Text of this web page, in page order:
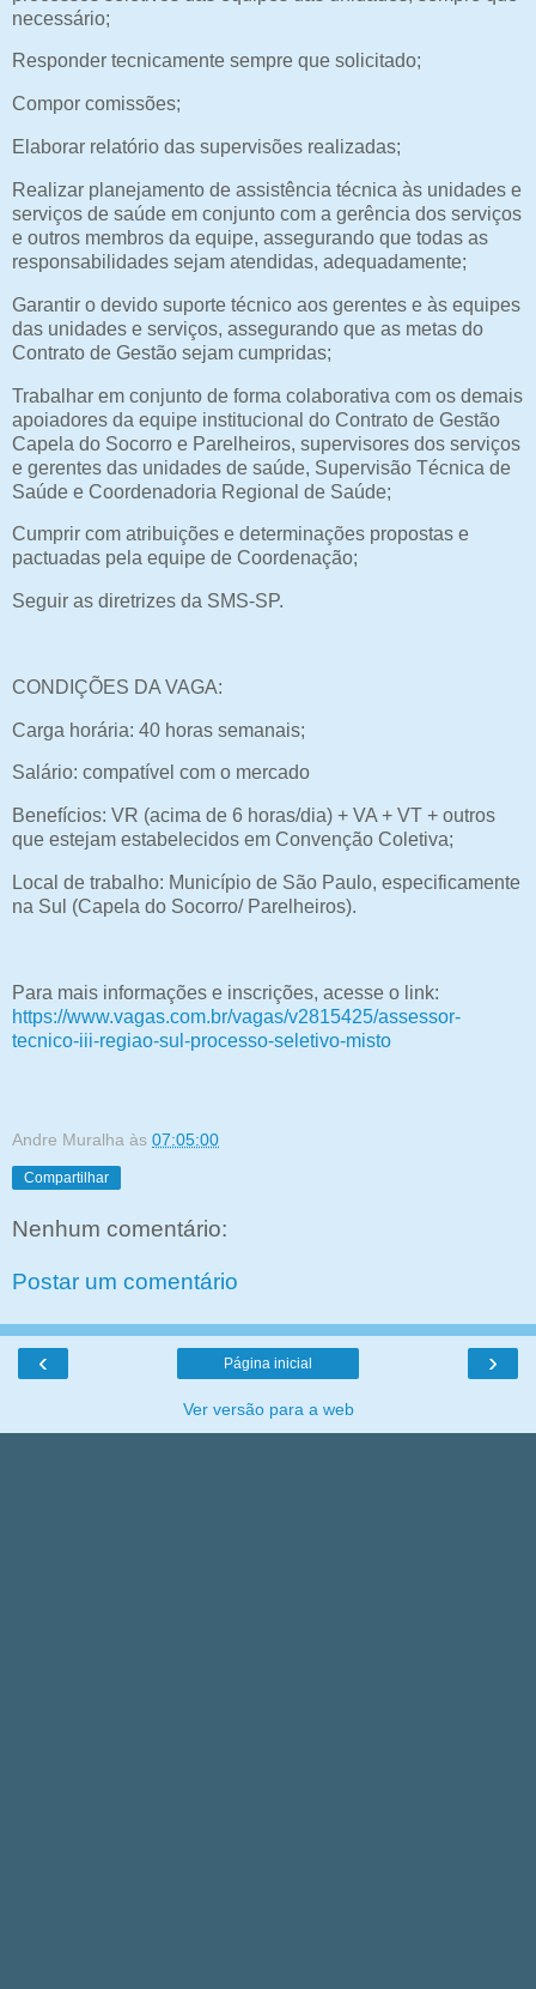
necessário;
Responder tecnicamente sempre que solicitado;
Compor comissões;
Elaborar relatório das supervisões realizadas;
Realizar planejamento de assistência técnica às unidades e
serviços de saúde em conjunto com a gerência dos serviços
e outros membros da equipe, assegurando que todas as
responsabilidades sejam atendidas, adequadamente;
Garantir o devido suporte técnico aos gerentes e às equipes
das unidades e serviços, assegurando que as metas do
Contrato de Gestão sejam cumpridas;
Trabalhar em conjunto de forma colaborativa com os demais
apoiadores da equipe institucional do Contrato de Gestão
Capela do Socorro e Parelheiros, supervisores dos serviços
e gerentes das unidades de saúde, Supervisão Técnica de
Saúde e Coordenadoria Regional de Saúde;
Cumprir com atribuições e determinações propostas e
pactuadas pela equipe de Coordenação;
Seguir as diretrizes da SMS-SP.
CONDIÇÕES DA VAGA:
Carga horária: 40 horas semanais;
Salário: compatível com o mercado
Benefícios: VR (acima de 6 horas/dia) + VA + VT + outros
que estejam estabelecidos em Convenção Coletiva;
Local de trabalho: Município de São Paulo, especificamente
na Sul (Capela do Socorro/ Parelheiros).
Para mais informações e inscrições, acesse o link:
https://www.vagas.com.br/vagas/v2815425/assessor-
tecnico-iii-regiao-sul-processo-seletivo-misto
Andre Muralha às 07:05:00
Compartilhar
Nenhum comentário:
Postar um comentário
‹ ›
Página inicial
Ver versão para a web